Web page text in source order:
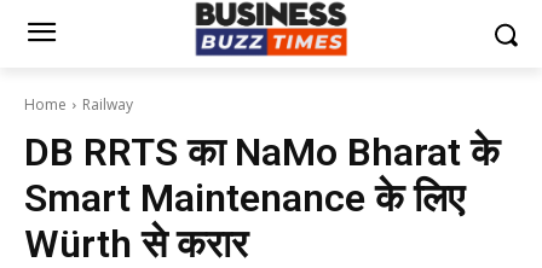
Home Railway
DB RRTS का NaMo Bharat के
Smart Maintenance के लिए
Würth से करार